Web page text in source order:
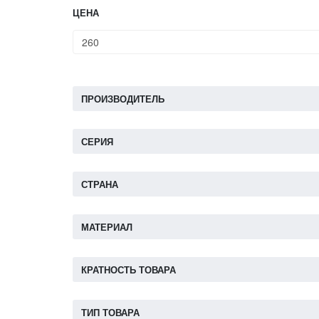
ЦЕНА
ПРОИЗВОДИТЕЛЬ
СЕРИЯ
СТРАНА
МАТЕРИАЛ
КРАТНОСТЬ ТОВАРА
ТИП ТОВАРА